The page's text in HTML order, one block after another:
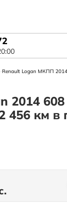
-Renault Logan МКПП
2014
456 км в